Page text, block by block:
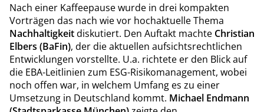
Nach einer Kaffeepause wurde in drei kompakten
Vorträgen das nach wie vor hochaktuelle Thema
Nachhaltigkeitdiskutiert. Den Auftakt machte Christian
Elbers (BaFin), der die aktuellen aufsichtsrechtlichen
Entwicklungen vorstellte. U.a. richtete er den Blick auf
die EBA-Leitlinien zum ESG-Risikomanagement, wobei
noch offen war, in welchem Umfang es zu einer
Umsetzung in Deutschland kommt. Michael Endmann